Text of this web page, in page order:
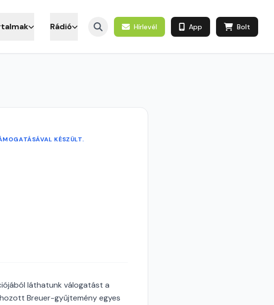
Rádió Hírlevél App Bolt
KÉSZÜLT.
láthatunk válogatást a
Breuer-gyűjtemény egyes